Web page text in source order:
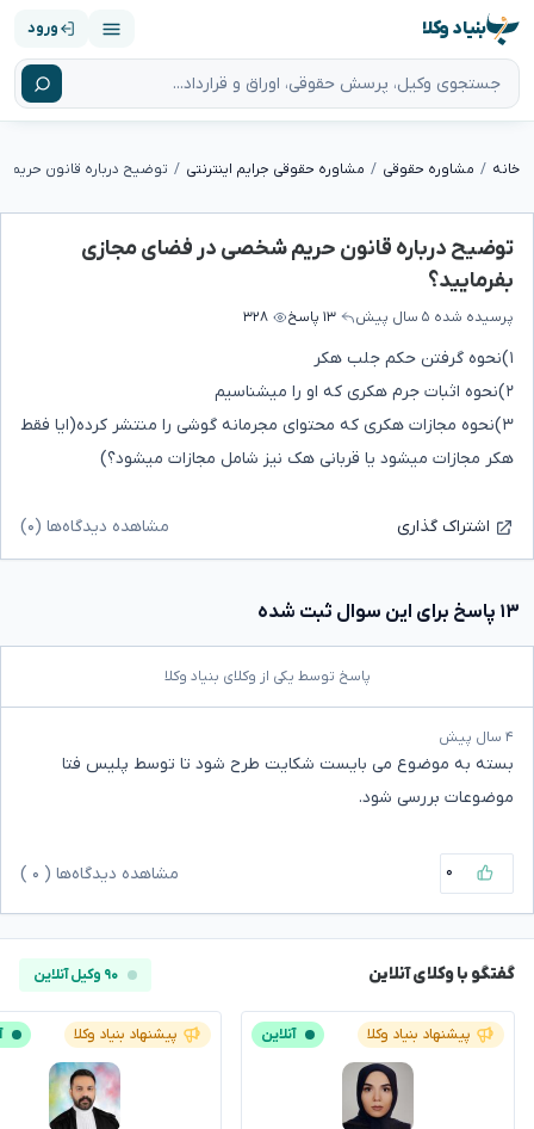
بنیاد وکلا ورود
خانه مشاوره حقوقی مشاوره حقوقی جرایم اینترنتی
توضیح درباره قانون حریم شخصی در فضای مجازی
بفرمایید؟
پرسیده شده ۵ سال پیش ۱۳ پاسخ ۳۲۸
۱)نحوه گرفتن حکم جلب هکر
۲)نحوه اثبات جرم هکری که او را میشناسیم
۳)نحوه مجازات هکری که محتوای مجرمانه گوشی را منتشر کرده(ایا فقط
هکر مجازات میشود یا قربانی هک نیز شامل مجازات میشود؟)
اشتراک گذاری مشاهده دیدگاه‌ها (۰)
۱۳ پاسخ برای این سوال ثبت شده
پاسخ توسط یکی از وکلای بنیاد وکلا
۴ سال پیش
بسته به موضوع می بایست شکایت طرح شود تا توسط پلیس فتا
موضوعات بررسی شود.
۰ مشاهده دیدگاه‌ها ( ۰
گفتگو با وکلای آنلاین ۹۰ وکیل آنلاین
پیشنهاد بنیاد وکلا آنلاین پیشنهاد بنیاد وکلا